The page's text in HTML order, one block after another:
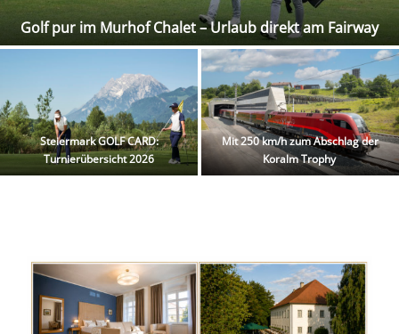
Golf pur im Murhof Chalet – Urlaub direkt am Fairway
Steiermark GOLF CARD:
Turnierübersicht 2026
Mit 250 km/h zum Abschlag der
Koralm Trophy